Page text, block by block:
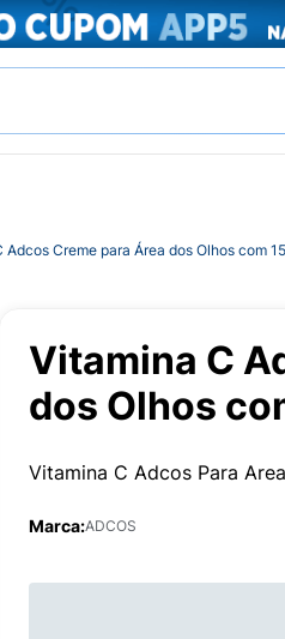
Adcos Creme para Área dos Olhos com
Vitamina C
dos Olhos
Vitamina C Adcos Para
Marca:ADCOS